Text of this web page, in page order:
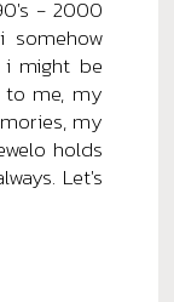
- 2000
might be
to me, my
my
holds
Let's